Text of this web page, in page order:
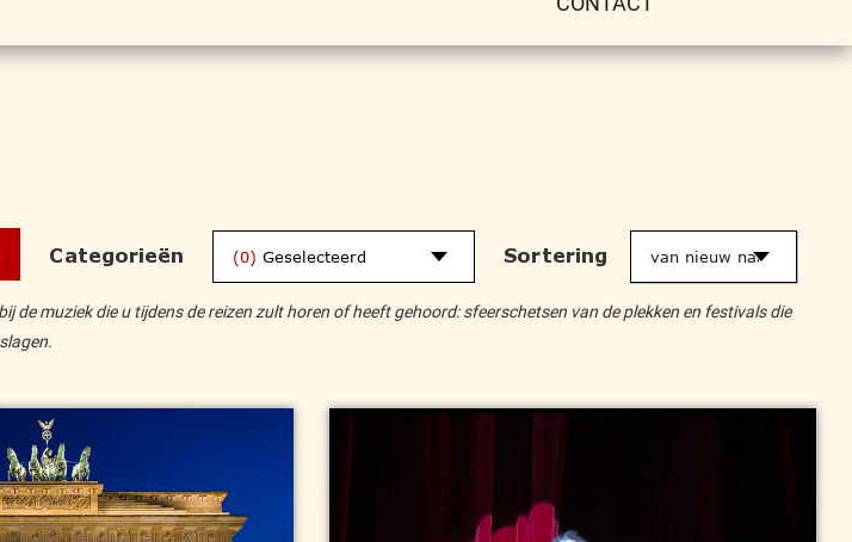
Categorieën (0) Geselecteerd Sortering
muziek die u tijdens de reizen zult horen of heeft gehoord: sfeerschetsen van de plekken en festivals die